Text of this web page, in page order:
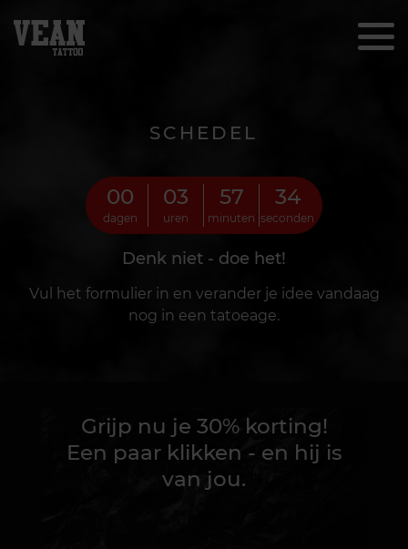
SCHEDEL
00
dagen
03
uren
57
minuten
32
seconden
Denk niet - doe het!
Vul het formulier in en verander je idee vandaag
nog in een tatoeage.
Grijp nu je 30% korting!
Een paar klikken - en hij is
van jou.